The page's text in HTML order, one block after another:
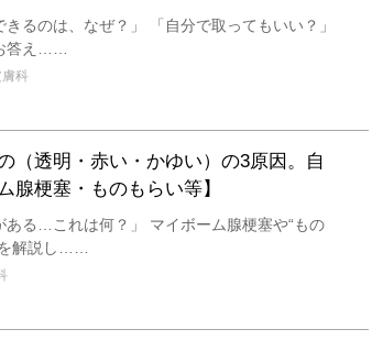
きるのは、なぜ？」 「自分で取ってもいい？」
答え……
膚科
（透明・赤い・かゆい）の3原因。自
腺梗塞・ものもらい等】
ある…これは何？」 マイボーム腺梗塞や“もの
解説し……